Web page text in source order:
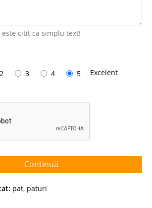
este citit ca simplu text!
2 3 4 5 Excelent
Continuă
pat, paturi